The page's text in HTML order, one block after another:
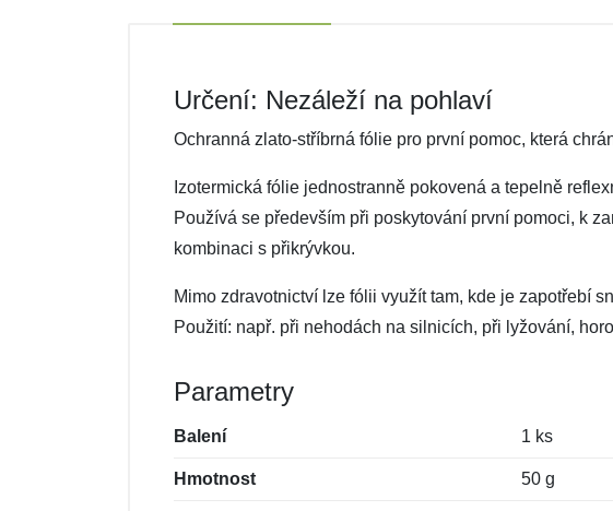
Určení: Nezáleží na pohlaví
Ochranná zlato-stříbrná fólie pro první pomoc, která
Izotermická fólie jednostranně pokovená a tepelně
Používá se především při poskytování první pomoci, k
kombinaci s přikrývkou.
Mimo zdravotnictví lze fólii využít tam, kde je zapotřebí
Použití: např. při nehodách na silnicích, při lyžování,
Parametry
Balení 1 ks
Hmotnost 50 g